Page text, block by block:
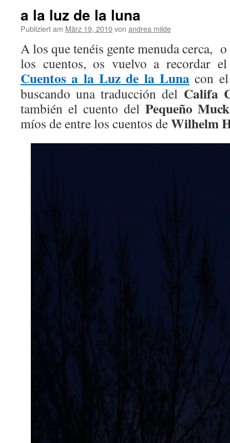
a la luz de la luna
Publiziert am März 19, 2010von andrea milde
A los que tenéis gente menuda cerca,
los cuentos, os vuelvo a recordar
Cuentos a la Luz de la Luna con
buscando una traducción del Califa
también el cuento del Pequeño Muck
míos de entre los cuentos deWilhelm